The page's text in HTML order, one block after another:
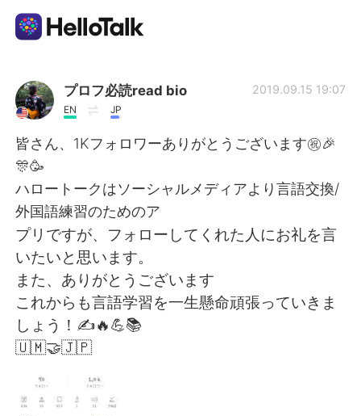
語学交換アプリ
AI Grammar Checker
日本語
English 简体中文
繁體中文 Español
العربية
Русский
プロフ必読read bio
EN JP
2019.09.15 19:07
皆さん、1Kフォロワーありがとうございます㊗️🎉
🎊🥳
ハロートークはソーシャルメディアより言語交換/
外国語練習のためのア
プリですが、フォローしてくれた人にお礼を言
いたいと思います。
また、ありがとうございます
これからも言語学習を一生懸命頑張っていきま
しょう！✍️🔥💪📚
🇺🇲🤝🇯🇵